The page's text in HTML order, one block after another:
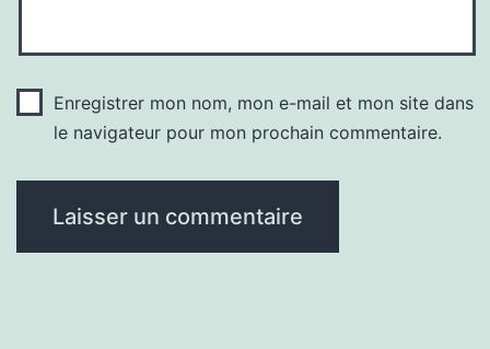
Enregistrer mon nom, mon e-mail et mon site dans
le navigateur pour mon prochain commentaire.